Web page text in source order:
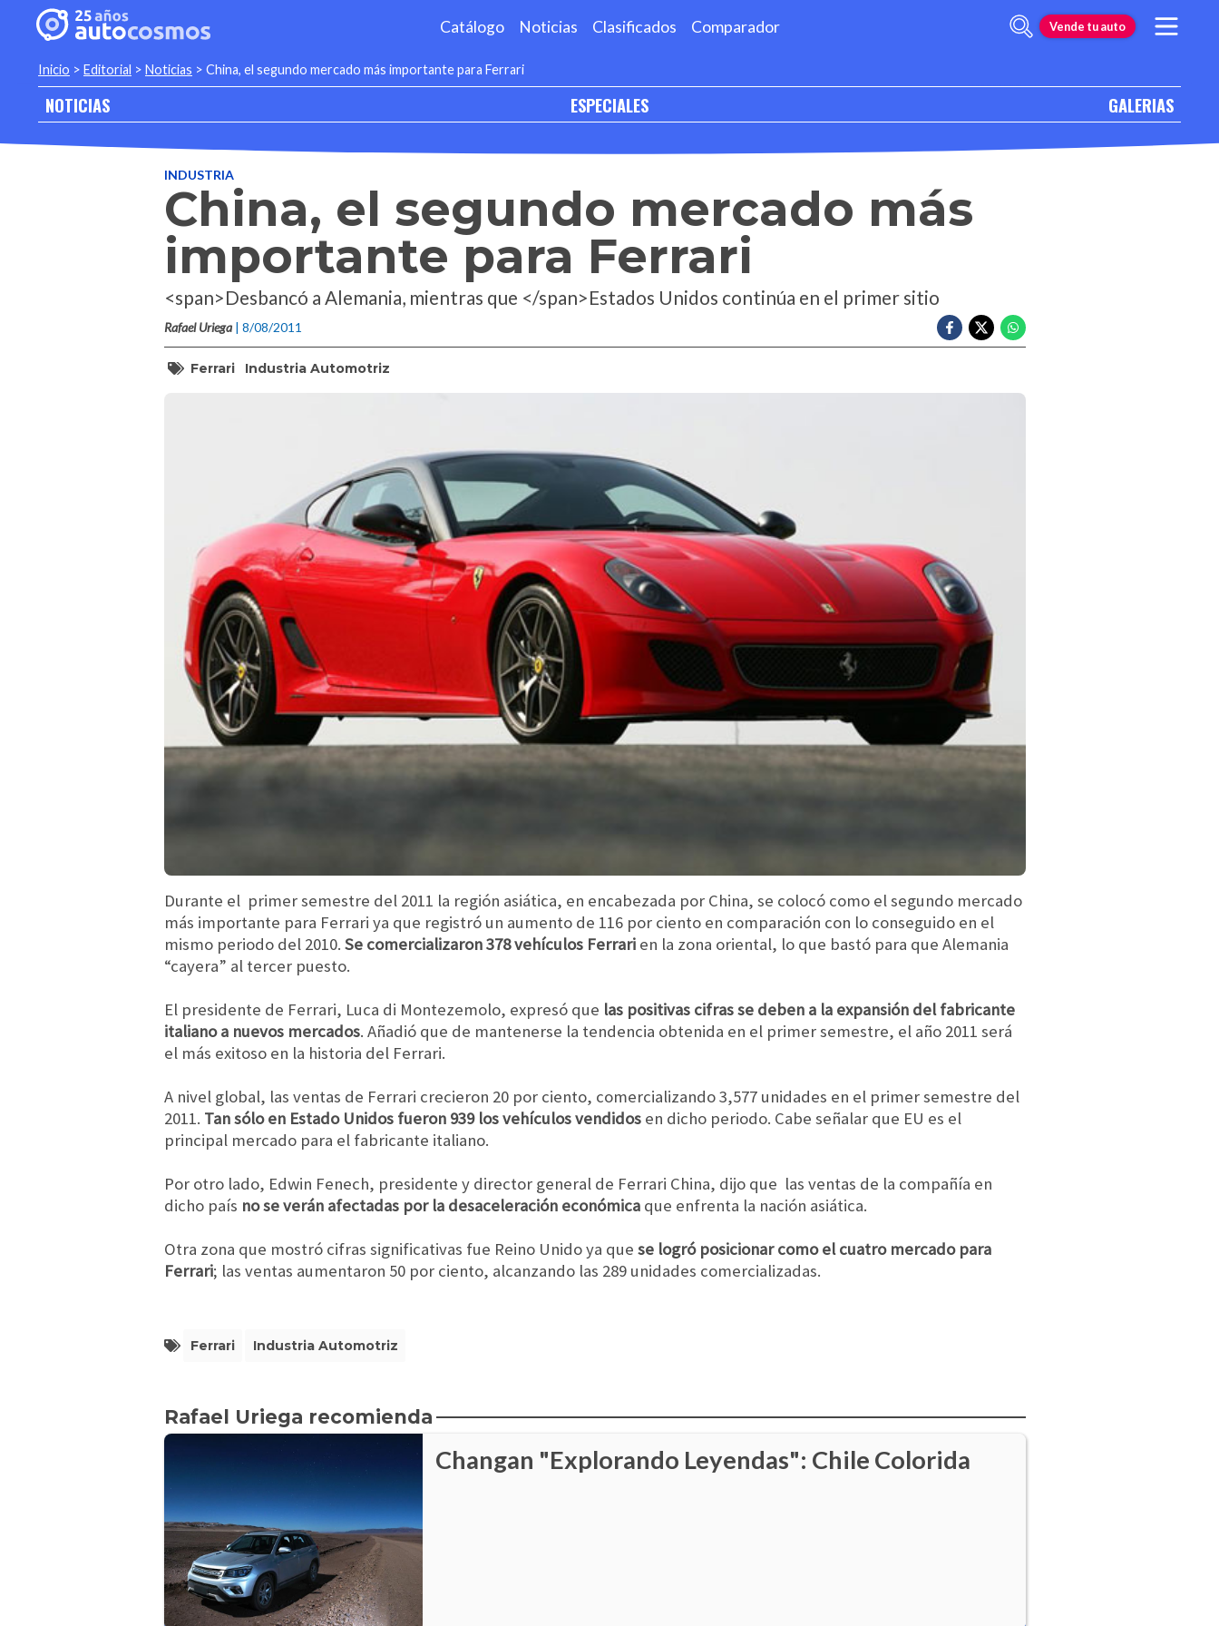
Catálogo Noticias Clasificados Comparador Vende tu auto
Inicio > Editorial > Noticias > China, el segundo mercado más importante para Ferrari
NOTICIAS ESPECIALES GALERIAS
INDUSTRIA
China, el segundo mercado más
importante para Ferrari
<span>Desbancó a Alemania, mientras que </span>Estados Unidos continúa en el primer sitio
Rafael Uriega | 8/08/2011
Ferrari Industria Automotriz
Durante el primer semestre del 2011 la región asiática, en encabezada por China, se colocó como el segundo mercado
más importante para Ferrari ya que registró un aumento de 116 por ciento en comparación con lo conseguido en el
mismo periodo del 2010. Se comercializaron 378 vehículos Ferrari en la zona oriental, lo que bastó para que Alemania
“cayera” al tercer puesto.
El presidente de Ferrari, Luca di Montezemolo, expresó que las positivas cifras se deben a la expansión del fabricante
italiano a nuevos mercados. Añadió que de mantenerse la tendencia obtenida en el primer semestre, el año 2011 será
el más exitoso en la historia del Ferrari.
A nivel global, las ventas de Ferrari crecieron 20 por ciento, comercializando 3,577 unidades en el primer semestre del
2011. Tan sólo en Estado Unidos fueron 939 los vehículos vendidos en dicho periodo. Cabe señalar que EU es el
principal mercado para el fabricante italiano.
Por otro lado, Edwin Fenech, presidente y director general de Ferrari China, dijo que las ventas de la compañía en
dicho país no se verán afectadas por la desaceleración económica que enfrenta la nación asiática.
Otra zona que mostró cifras significativas fue Reino Unido ya que se logró posicionar como el cuatro mercado para
Ferrari; las ventas aumentaron 50 por ciento, alcanzando las 289 unidades comercializadas.
Ferrari Industria Automotriz
Rafael Uriega recomienda
Changan "Explorando Leyendas": Chile Colorida